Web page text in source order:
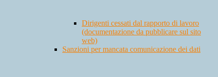
Dirigenti cessati dal rapporto di lavoro
(documentazione da pubblicare sul sito
web)
Sanzioni per mancata comunicazione dei dati